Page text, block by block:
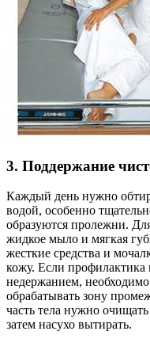
3. Поддержание
Каждый день нужно
водой, особенно
образуются пролежни.
жидкое мыло и мягкая
жесткие средства и
кожу. Если профилактика
недержанием,
обрабатывать зону
часть тела нужно
затем насухо вытирать.